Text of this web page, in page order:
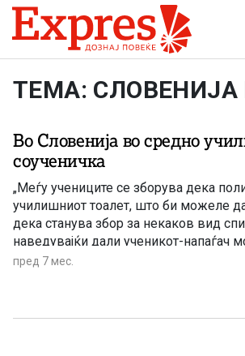
Skip to content
ТЕМА:
Во Словенија во средно
соученичка
„Меѓу учениците се зборува дека
училишниот тоалет, што би можеле
дека станува збор за некаков вид
наведувајќи дали ученикот-
други соученици, според тие списоци?!
пред 7 мес.